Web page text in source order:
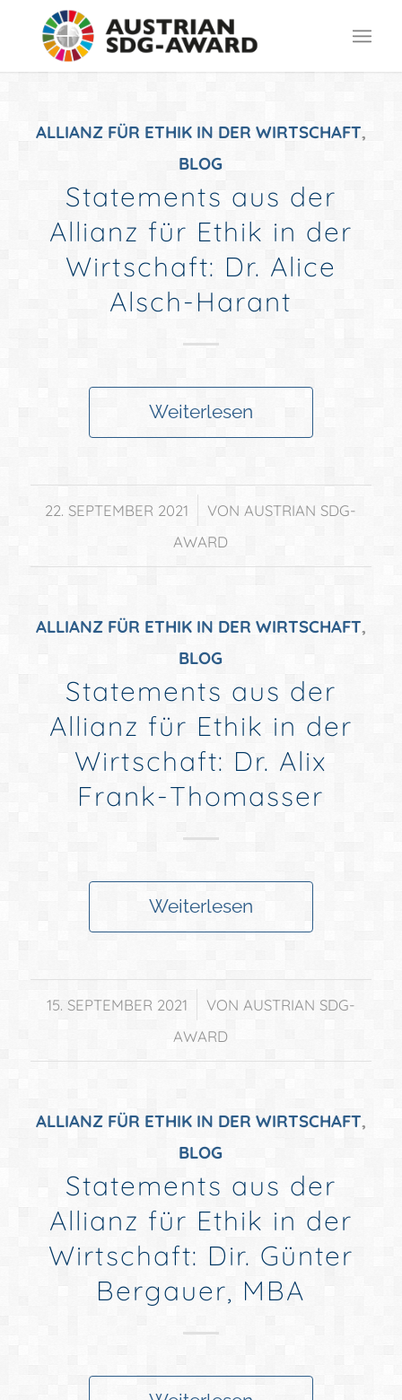
ALLIANZ FÜR ETHIK IN DER WIRTSCHAFT,
BLOG
Statements aus der
Allianz für Ethik in der
Wirtschaft: Dr. Alice
Alsch-Harant
Weiterlesen
22. SEPTEMBER 2021
/ VON AUSTRIAN SDG-
AWARD
ALLIANZ FÜR ETHIK IN DER WIRTSCHAFT,
BLOG
Statements aus der
Allianz für Ethik in der
Wirtschaft: Dr. Alix
Frank-Thomasser
Weiterlesen
15. SEPTEMBER 2021
/ VON AUSTRIAN SDG-
AWARD
ALLIANZ FÜR ETHIK IN DER WIRTSCHAFT,
BLOG
Statements aus der
Allianz für Ethik in der
Wirtschaft: Dir. Günter
Bergauer, MBA